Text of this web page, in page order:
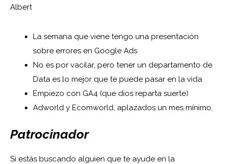
Albert
La semana que viene tengo una presentación
sobre errores en Google Ads
No es por vacilar, pero tener un departamento de
Data es lo mejor que te puede pasar en la vida
Empiezo con GA4 (que dios reparta suerte)
Adworld y Ecomworld, aplazados un mes mínimo.
Patrocinador
Si estás buscando alguien que te ayude en la